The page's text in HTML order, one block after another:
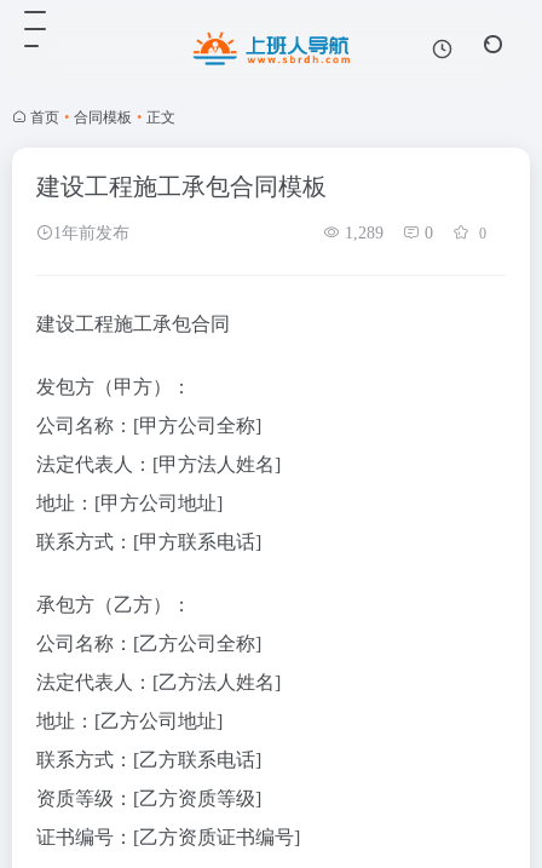
首页 • 合同模板 • 正文
建设工程施工承包合同模板
1年前发布 1,289 0 0
建设工程施工承包合同
发包方（甲方）：
公司名称：[甲方公司全称]
法定代表人：[甲方法人姓名]
地址：[甲方公司地址]
联系方式：[甲方联系电话]
承包方（乙方）：
公司名称：[乙方公司全称]
法定代表人：[乙方法人姓名]
地址：[乙方公司地址]
联系方式：[乙方联系电话]
资质等级：[乙方资质等级]
证书编号：[乙方资质证书编号]